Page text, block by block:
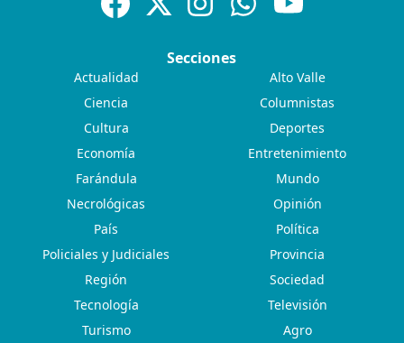
Secciones
Actualidad
Alto Valle
Ciencia
Columnistas
Cultura
Deportes
Economía
Entretenimiento
Farándula
Mundo
Necrológicas
Opinión
País
Política
Policiales y Judiciales
Provincia
Región
Sociedad
Tecnología
Televisión
Turismo
Agro